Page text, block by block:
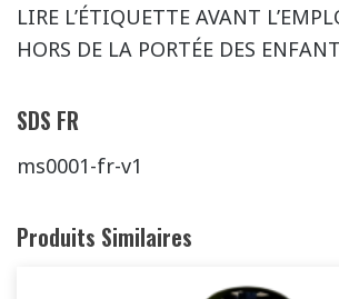
LIRE L’ÉTIQUETTE AVANT
HORS DE LA PORTÉE DES
SDS FR
ms0001-fr-v1
Produits Similaires